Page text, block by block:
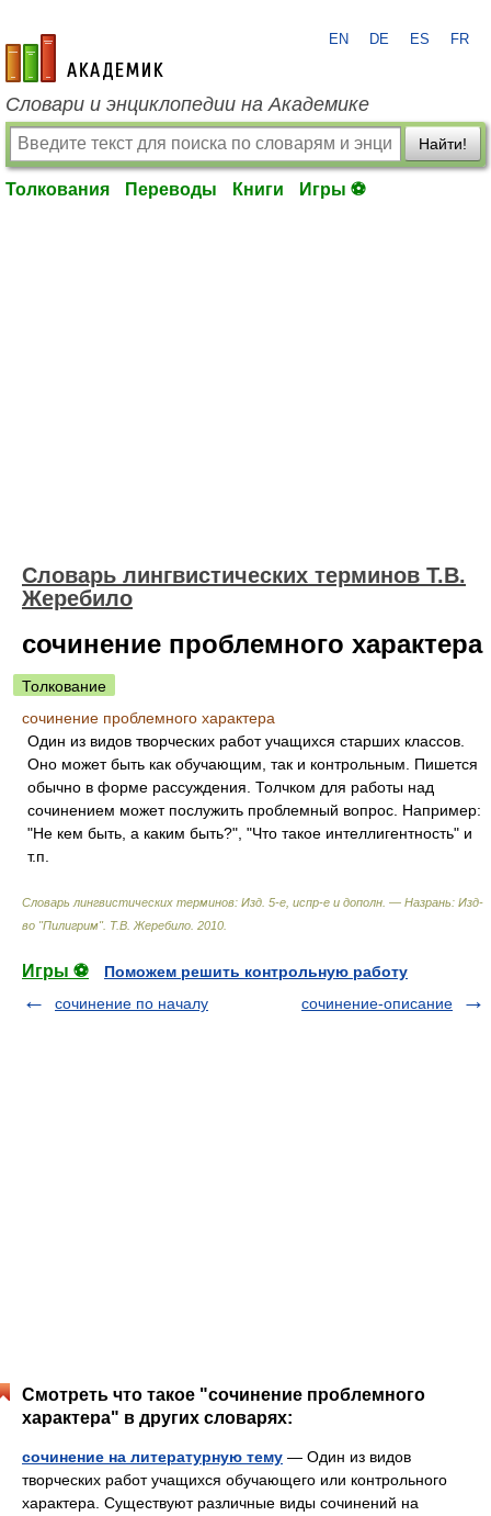
academic.ru
EN DE ES FR
Словари и энциклопедии на Академике
Найти!
Толкования Переводы Книги Игры ⚽
Словарь лингвистических терминов Т.В.
Жеребило
сочинение проблемного характера
Толкование
сочинение проблемного характера
Один из видов творческих работ учащихся старших классов.
Оно может быть как обучающим, так и контрольным. Пишется
обычно в форме рассуждения. Толчком для работы над
сочинением может послужить проблемный вопрос. Например:
"Не кем быть, а каким быть?", "Что такое интеллигентность" и
т.п.
Словарь лингвистических терминов: Изд. 5-е, испр-е и дополн. — Назрань: Изд-
во "Пилигрим". Т.В. Жеребило 2010
Игры ⚽
Поможем решить контрольную работу
сочинение по началу
сочинение-описание
Смотреть что такое "сочинение проблемного
характера" в других словарях:
сочинение на литературную тему — Один из видов
творческих работ учащихся обучающего или контрольного
характера. Существуют различные виды сочинений на